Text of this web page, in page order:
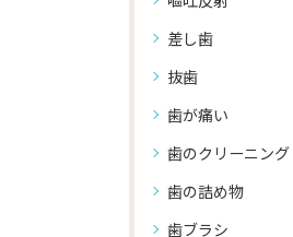
差し歯
抜歯
歯が痛い
歯のクリーニング
歯の詰め物
歯ブラシ